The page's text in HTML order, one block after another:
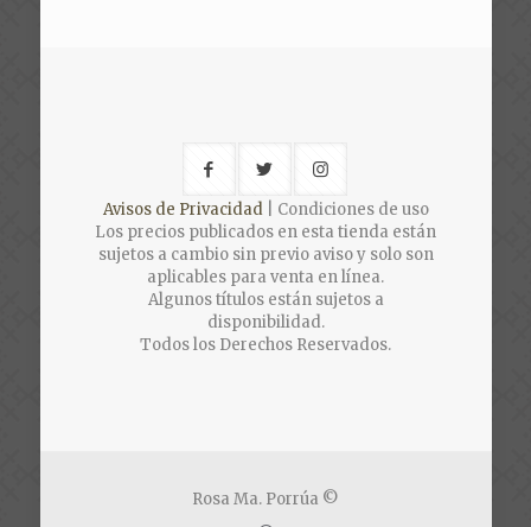
Avisos de Privacidad| Condiciones de uso
Los precios publicados en esta tienda están
sujetos a cambio sin previo aviso y solo son
aplicables para venta en línea.
Algunos títulos están sujetos a
disponibilidad.
Todos los Derechos Reservados.
Rosa Ma. Porrúa ©